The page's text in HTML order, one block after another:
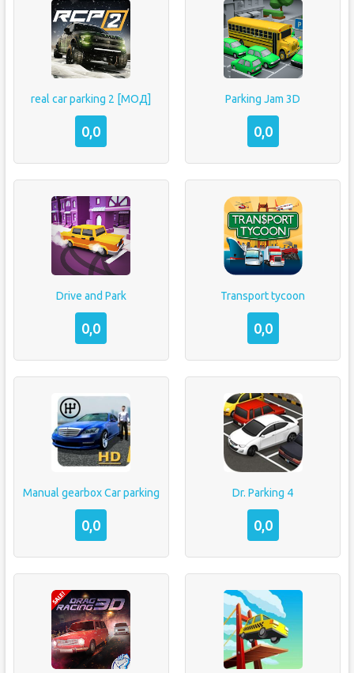
real car parking 2 [МОД]
0,0
Parking Jam 3D
0,0
Drive and Park
0,0
Transport tycoon
0,0
Manual gearbox Car parking
0,0
Dr. Parking 4
0,0